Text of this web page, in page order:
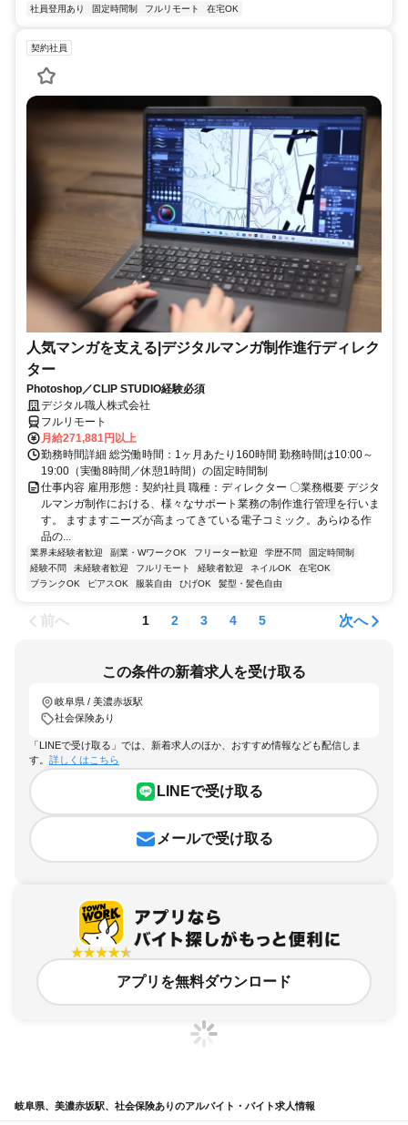
社員登用あり 固定時間制 フルリモート 在宅OK
契約社員
人気マンガを支える|デジタルマンガ制作進行ディレク
ター
Photoshop／CLIP STUDIO経験必須
デジタル職人株式会社
フルリモート
月給271,881円以上
勤務時間詳細 総労働時間：1ヶ月あたり160時間 勤務時間は10:00～
19:00（実働8時間／休憩1時間）の固定時間制
仕事内容 雇用形態：契約社員 職種：ディレクター 〇業務概要 デジタ
ルマンガ制作における、様々なサポート業務の制作進行管理を行いま
す。 ますますニーズが高まってきている電子コミック。あらゆる作
品の...
業界未経験者歓迎 副業・WワークOK フリーター歓迎 学歴不問
固定時間制
経験不問
未経験者歓迎 フルリモート 経験者歓迎 ネイルOK
在宅OK
ブランクOK
ピアスOK 服装自由 ひげOK 髪型・髪色自由
前へ 1 2 3 4 5 次へ
この条件の新着求人を受け取る
岐阜県 / 美濃赤坂駅
社会保険あり
「LINEで受け取る」では、新着求人のほか、おすすめ情報なども配信しま
す。 詳しくはこちら
LINEで受け取る
メールで受け取る
アプリを無料ダウンロード
岐阜県、美濃赤坂駅、社会保険ありのアルバイト・バイト求人情報